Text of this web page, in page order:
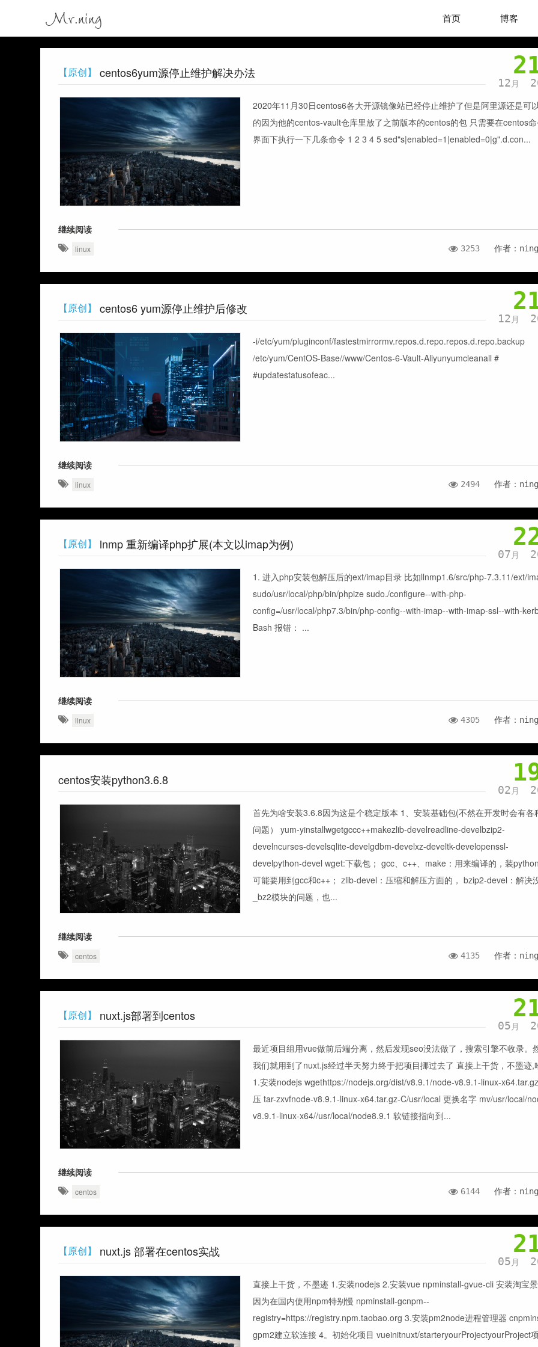
Mr.ning 首页 博客
【原创】 centos6yum源停止维护解决办法
12 月
2020年11月30日centos6各大开源镜像站已经停止维护了但是阿里源还是可
的因为他的centos-vault仓库里放了之前版本的centos的包 只需要在centos
界面下执行一下几条命令 1 2 3 4 5 sed"s|enabled=1|enabled=0|g".d.con...
继续阅读
linux 3253 作者：ning
【原创】 centos6 yum源停止维护后修改
12 月
-i/etc/yum/pluginconf/fastestmirrormv.repos.d.repo.repos.d.repo.backup
/etc/yum/CentOS-Base//www/Centos-6-Vault-Aliyunyumcleanall #
#updatestatusofeac...
继续阅读
linux 2494 作者：ning
【原创】 lnmp 重新编译php扩展(本文以imap为例)
07 月
1. 进入php安装包解压后的ext/imap目录 比如llnmp1.6/src/php-7.3.11/ext/
sudo/usr/local/php/bin/phpize sudo./configure--with-php-
config=/usr/local/php7.3/bin/php-config--with-imap--with-imap-ssl--with-
Bash 报错： ...
继续阅读
linux 4305 作者：ning
centos安装python3.6.8
02 月
首先为啥安装3.6.8因为这是个稳定版本 1、安装基础包(不然在开发时会有各
问题） yum-yinstallwgetgccc++makezlib-develreadline-develbzip2-
develncurses-develsqlite-develgdbm-develxz-develtk-developenssl-
develpython-devel wget:下载包； gcc、c++、make：用来编译的，装
可能要用到gcc和c++； zlib-devel：压缩和解压方面的， bzip2-devel：解决
_bz2模块的问题，也...
继续阅读
centos 4135 作者：ning
【原创】 nuxt.js部署到centos
05 月
最近项目组用vue做前后端分离，然后发现seo没法做了，搜索引擎不收录。
我们就用到了nuxt.js经过半天努力终于把项目挪过去了 直接上干货，不墨迹,
1.安装nodejs wgethttps://nodejs.org/dist/v8.9.1/node-v8.9.1-linux-
压 tar-zxvfnode-v8.9.1-linux-x64.tar.gz-C/usr/local 更换名字 mv/usr/local/
v8.9.1-linux-x64//usr/local/node8.9.1 软链接指向到...
继续阅读
centos 6144 作者：ning
【原创】 nuxt.js 部署在centos实战
05 月
直接上干货，不墨迹 1.安装nodejs 2.安装vue npminstall-gvue-cli 安装淘宝
因为在国内使用npm特别慢 npminstall-gcnpm--
registry=https://registry.npm.taobao.org 3.安装pm2node进程管理器
gpm2建立软连接 4。初始化项目 vueinitnuxt/starteryourProjectyourProject